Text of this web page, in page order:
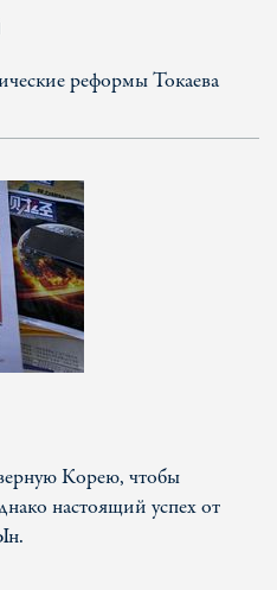
реформы Токаева
Корею, чтобы
настоящий успех от